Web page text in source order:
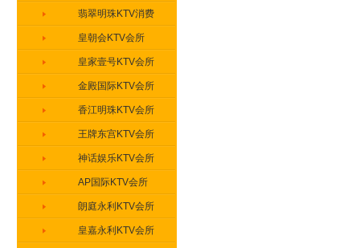
翡翠明珠KTV消费
皇朝会KTV会所
皇家壹号KTV会所
金殿国际KTV会所
香江明珠KTV会所
王牌东宫KTV会所
神话娱乐KTV会所
AP国际KTV会所
朗庭永利KTV会所
皇嘉永利KTV会所